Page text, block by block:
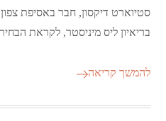
סטיוארט דיקסון, חבר באסיפת
בריאיון ליס מיניסטר, לקראת
להמשך קריאה